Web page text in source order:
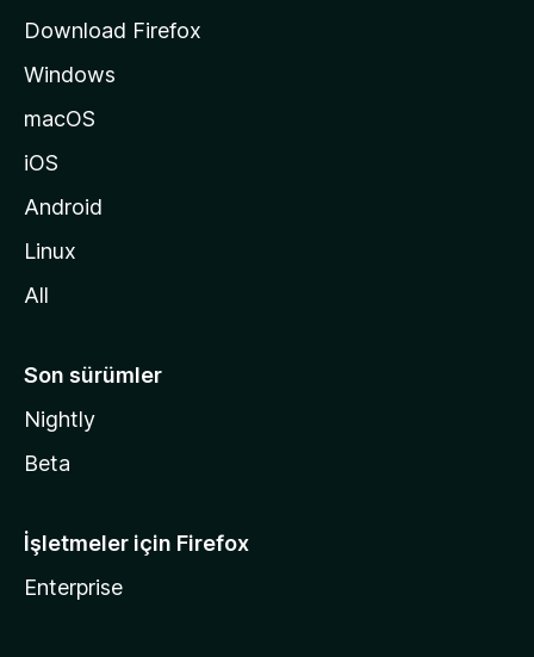
ı
n
i
d
Download Firefox
Windows
macOS
iOS
Android
Linux
All
Son sürümler
Nightly
Beta
İşletmeler için Firefox
Enterprise